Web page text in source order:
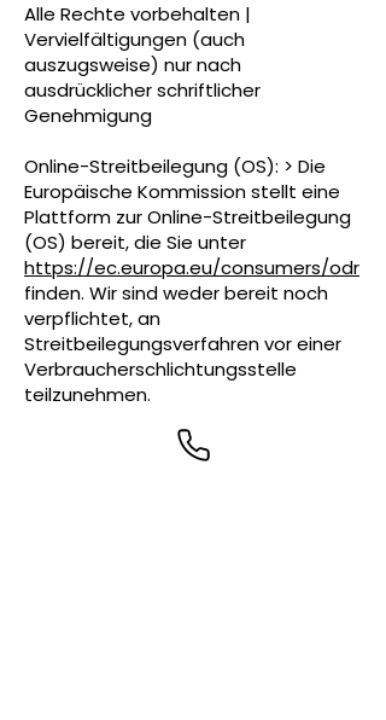
Alle Rechte vorbehalten |
Vervielfältigungen (auch
auszugsweise) nur nach
ausdrücklicher schriftlicher
Genehmigung
Online-Streitbeilegung (OS): > Die
Europäische Kommission stellt eine
Plattform zur Online-Streitbeilegung
(OS) bereit, die Sie unter
https://ec.europa.eu/consumers/odr
finden. Wir sind weder bereit noch
verpflichtet, an
Streitbeilegungsverfahren vor einer
Verbraucherschlichtungsstelle
teilzunehmen.